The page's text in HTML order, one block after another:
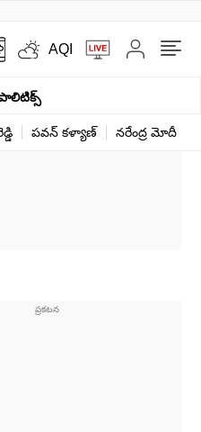
AQI
పవన్ కళ్యాణ్ నరేంద్ర మోదీ